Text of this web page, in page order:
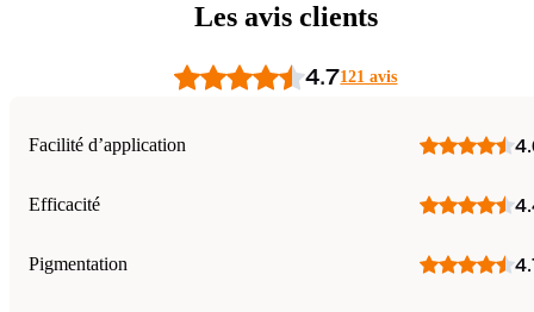
Les avis clients
4.7121 avis
Facilité d’application
Efficacité
Pigmentation